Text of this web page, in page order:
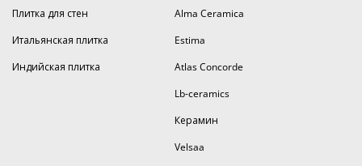
Плитка для стен
Итальянская плитка
Индийская плитка
Alma Ceramica
Estima
Atlas Concorde
Lb-ceramics
Керамин
Velsaa